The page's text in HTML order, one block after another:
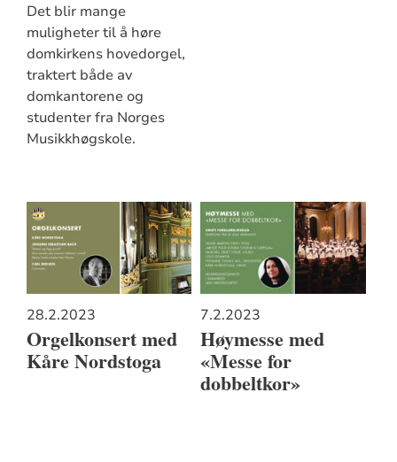
Det blir mange
muligheter til å høre
domkirkens hovedorgel,
traktert både av
domkantorene og
studenter fra Norges
Musikkhøgskole.
28.2.2023
Orgelkonsert med
Kåre Nordstoga
7.2.2023
Høymesse med
«Messe for
dobbeltkor»